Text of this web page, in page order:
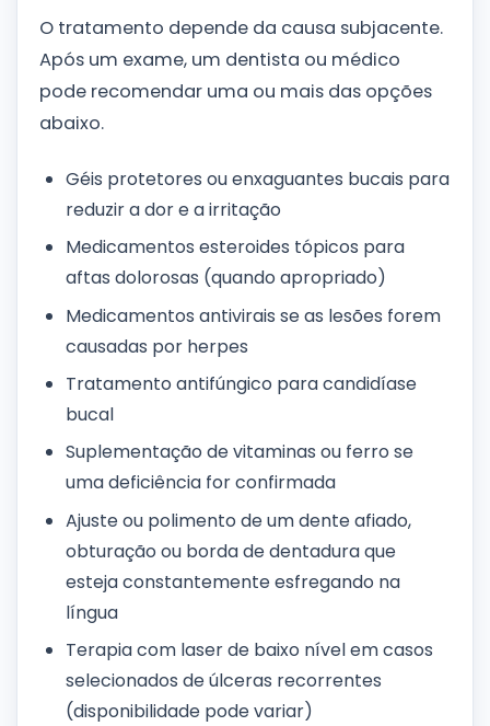
O tratamento depende da causa subjacente.
Após um exame, um dentista ou médico
pode recomendar uma ou mais das opções
abaixo.
Géis protetores ou enxaguantes bucais para
reduzir a dor e a irritação
Medicamentos esteroides tópicos para
aftas dolorosas (quando apropriado)
Medicamentos antivirais se as lesões forem
causadas por herpes
Tratamento antifúngico para candidíase
bucal
Suplementação de vitaminas ou ferro se
uma deficiência for confirmada
Ajuste ou polimento de um dente afiado,
obturação ou borda de dentadura que
esteja constantemente esfregando na
língua
Terapia com laser de baixo nível em casos
selecionados de úlceras recorrentes
(disponibilidade pode variar)